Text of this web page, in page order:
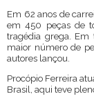
Em 62 anos de
em 450 peças de
tragédia grega. Em
maior número de
autores lançou.
Procópio Ferreira
Brasil, aqui teve